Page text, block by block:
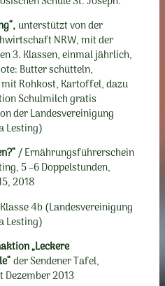
unterstützt von der
NRW, mit der
3. Klassen, einmal jährlich,
Butter schütteln,
Rohkost, Kartoffel, dazu
Schulmilch gratis
der Landesvereinigung
Lesting)
/ Ernährungsführerschein
5 –6 Doppelstunden,
2018
4b (Landesvereinigung
Lesting)
„Leckere
der Sendener Tafel,
Dezember 2013